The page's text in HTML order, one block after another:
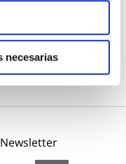
necesarias